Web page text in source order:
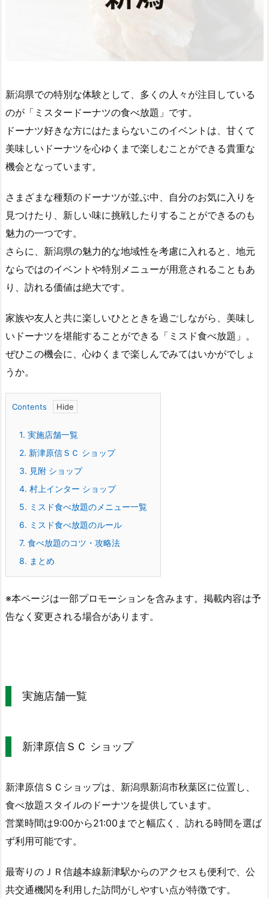
新潟県での特別な体験として、多くの人々が注目している
のが「ミスタードーナツの食べ放題」です。
ドーナツ好きな方にはたまらないこのイベントは、甘くて
美味しいドーナツを心ゆくまで楽しむことができる貴重な
機会となっています。
さまざまな種類のドーナツが並ぶ中、自分のお気に入りを
見つけたり、新しい味に挑戦したりすることができるのも
魅力の一つです。
さらに、新潟県の魅力的な地域性を考慮に入れると、地元
ならではのイベントや特別メニューが用意されることもあ
り、訪れる価値は絶大です。
家族や友人と共に楽しいひとときを過ごしながら、美味し
いドーナツを堪能することができる「ミスド食べ放題」。
ぜひこの機会に、心ゆくまで楽しんでみてはいかがでしょ
うか。
Contents
1. 実施店舗一覧
2. 新津原信ＳＣ ショップ
3. 見附 ショップ
4. 村上インター ショップ
5. ミスド食べ放題のメニュー一覧
6. ミスド食べ放題のルール
7. 食べ放題のコツ・攻略法
8. まとめ
※本ページは一部プロモーションを含みます。掲載内容は予
告なく変更される場合があります。
実施店舗一覧
新津原信ＳＣ ショップ
新津原信ＳＣショップは、新潟県新潟市秋葉区に位置し、
食べ放題スタイルのドーナツを提供しています。
営業時間は9:00から21:00までと幅広く、訪れる時間を選ば
ず利用可能です。
最寄りのＪＲ信越本線新津駅からのアクセスも便利で、公
共交通機関を利用した訪問がしやすい点が特徴です。